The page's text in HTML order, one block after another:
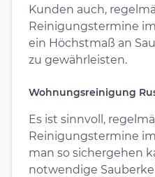
Kunden auch,
Reinigungstermine
ein Höchstmaß an
zu gewährleisten.
Wohnungsreinigung
Es ist sinnvoll,
Reinigungstermine
man so sichergehen
notwendige